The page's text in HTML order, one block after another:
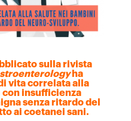
sulla rivista
ha
vita correlataalla
insufficienza
senza ritardo del
ai coetanei sani.